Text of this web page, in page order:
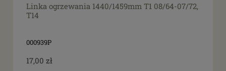
Linka ogrzewania 1440/1459mm T1 08/64-07/72,
T14
000939P
17,00 zł